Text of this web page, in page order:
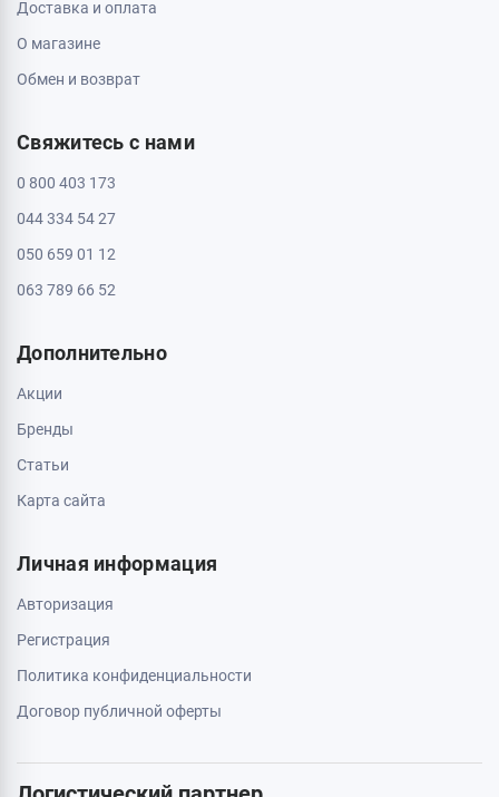
Доставка и оплата
О магазине
Обмен и возврат
Свяжитесь с нами
0 800 403 173
044 334 54 27
050 659 01 12
063 789 66 52
Дополнительно
Акции
Бренды
Статьи
Карта сайта
Личная информация
Авторизация
Регистрация
Политика конфиденциальности
Договор публичной оферты